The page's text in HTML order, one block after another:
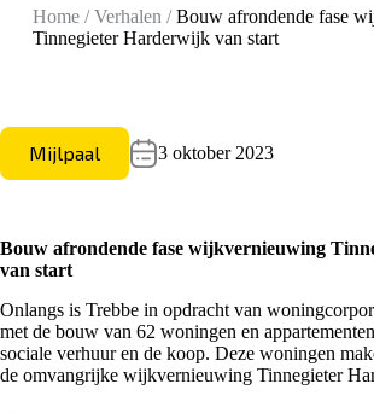
Home/Verhalen /Bouw afrondende fase
Tinnegieter Harderwijk van start
Mijlpaal 3 oktober 2023
Bouw afrondende fase wijkvernieuwing
van start
Onlangs is Trebbe in opdracht van
met de bouw van 62 woningen en
sociale verhuur en de koop. Deze woningen
de omvangrijke wijkvernieuwing Tinnegieter